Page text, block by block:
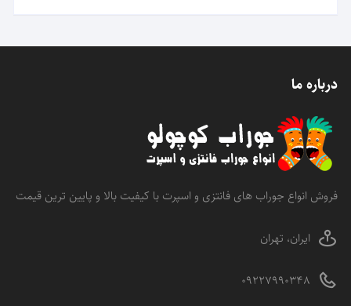
درباره ما
فروش انواع جوراب های فانتزی و اسپرت با کیفیت بالا و پایین ترین قیمت
ایران، تهران
09227990348